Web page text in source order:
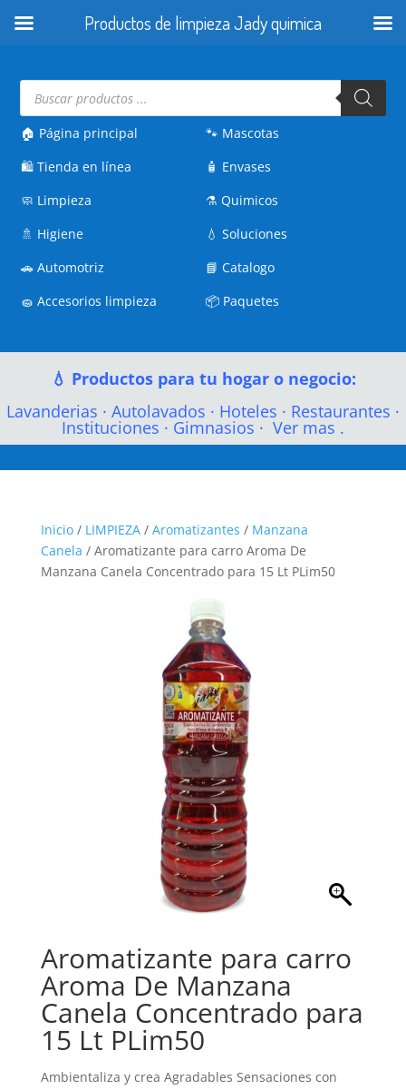
Búsqueda
productos
🏠 Página principal
🛍️Tienda en línea
🧼 Limpieza
🚿 Higiene
🚗Automotriz
🧽Accesorios limpieza
🐾 Mascotas
🧴 Envases
⚗️Quimicos
💧Soluciones
📘Catalogo
📦 Paquetes
💧 Productos para tu hogar o negocio:
Lavanderias · Autolavados · Hoteles · Restaurantes ·
Instituciones · Gimnasios · Ver mas .
Inicio/ LIMPIEZA/ Aromatizantes / Manzana
Canela / Aromatizante para carro Aroma De
Manzana Canela Concentrado para 15 Lt PLim50
Aromatizante para carro
Aroma De Manzana
Canela Concentrado para
15 Lt PLim50
Ambientaliza y crea Agradables Sensaciones con
Productos de limpieza Jady quimica